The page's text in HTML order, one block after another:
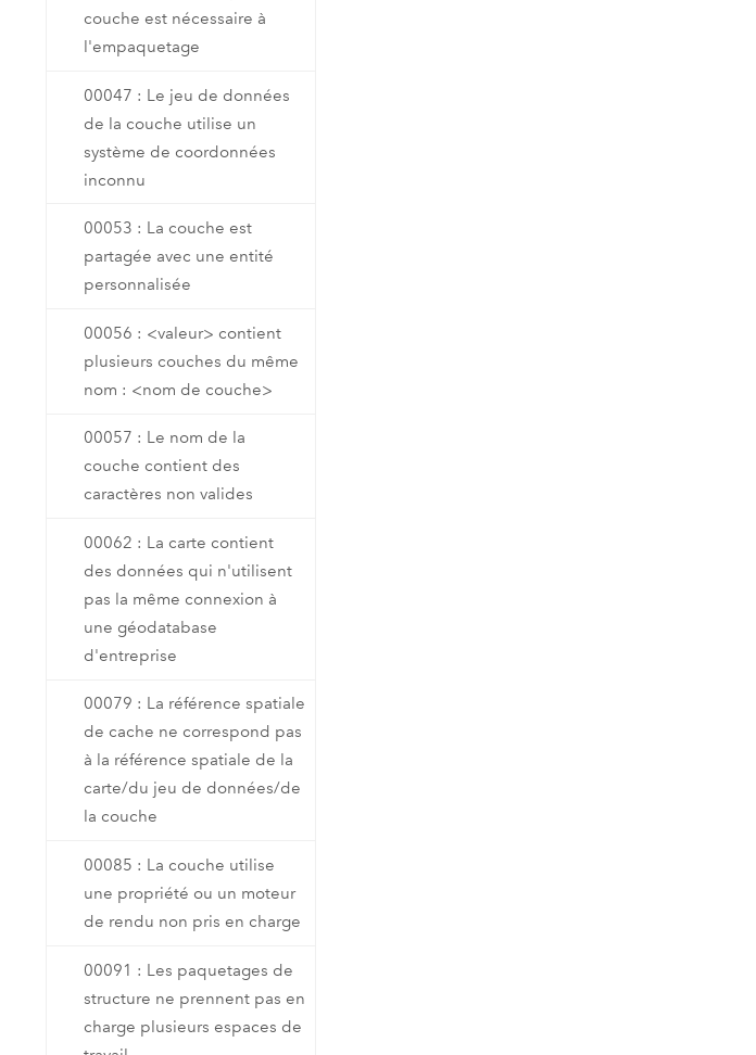
couche est nécessaire à
l'empaquetage
00047 : Le jeu de données
de la couche utilise un
système de coordonnées
inconnu
00053 : La couche est
partagée avec une entité
personnalisée
00056 : <valeur> contient
plusieurs couches du même
nom : <nom de couche>
00057 : Le nom de la
couche contient des
caractères non valides
00062 : La carte contient
des données qui n'utilisent
pas la même connexion à
une géodatabase
d'entreprise
00079 : La référence spatiale
de cache ne correspond pas
à la référence spatiale de la
carte/du jeu de données/de
la couche
00085 : La couche utilise
une propriété ou un moteur
de rendu non pris en charge
00091 : Les paquetages de
structure ne prennent pas en
charge plusieurs espaces de